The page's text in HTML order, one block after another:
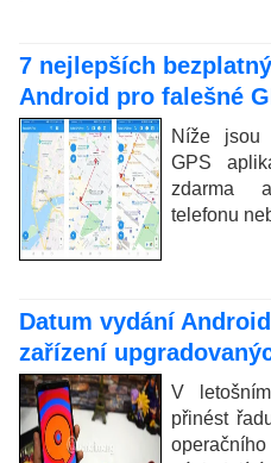
7 nejlepších
Android pro falešné
Níže jsou
GPS
zdarma
telefonu
Datum vydání
zařízení
V
přinést